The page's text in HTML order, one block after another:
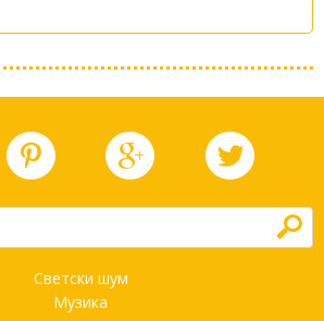
h
Светски шум
Музика